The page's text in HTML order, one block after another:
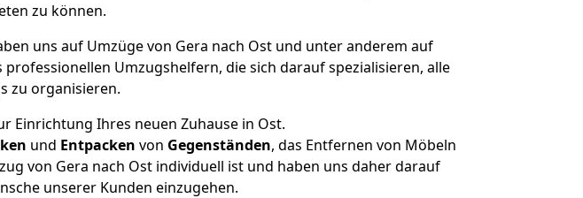
zu können.
uns auf Umzüge von Gera nach Ost und unter anderem auf
Umzugshelfern, die sich darauf spezialisieren, alle
zu organisieren.
Einrichtung Ihres neuen Zuhause in Ost.
und Entpacken von Gegenständen, das Entfernen von Möbeln
von Gera nach Ost individuell ist und haben uns daher darauf
unserer Kunden einzugehen.